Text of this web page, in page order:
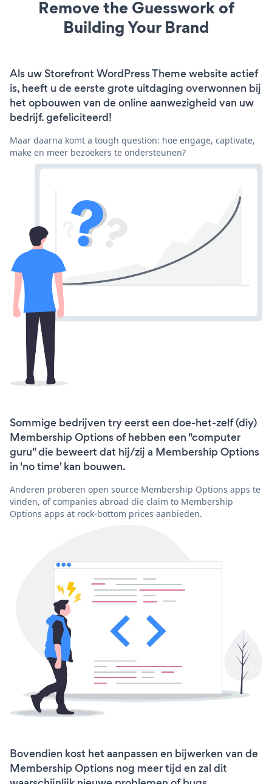
Remove the Guesswork of
Building Your Brand
Als uw Storefront WordPress Theme website actief
is, heeft u de eerste grote uitdaging overwonnen bij
het opbouwen van de online aanwezigheid van uw
bedrijf. gefeliciteerd!
Maar daarna komt a tough question: hoe engage, captivate,
make en meer bezoekers te ondersteunen?
Sommige bedrijven try eerst een doe-het-zelf (diy)
Membership Options of hebben een "computer
guru" die beweert dat hij/zij a Membership Options
in 'no time' kan bouwen.
Anderen proberen open source Membership Options apps te
vinden, of companies abroad die claim to Membership
Options apps at rock-bottom prices aanbieden.
Bovendien kost het aanpassen en bijwerken van de
Membership Options nog meer tijd en zal dit